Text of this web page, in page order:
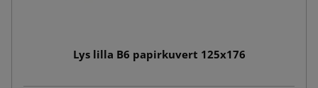
Lys lilla B6 papirkuvert 125x176